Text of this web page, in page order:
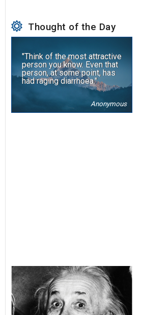
Thought of the Day
"Think of the most attractive
person you know. Even that
person, at some point, has
had raging diarrhoea."
Anonymous